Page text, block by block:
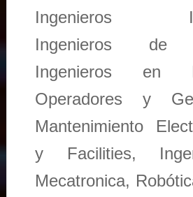
Ingenieros
Ingenieros de
Ingenieros en
Operadores y
Mantenimiento
y Facilities,
Mecatronica,